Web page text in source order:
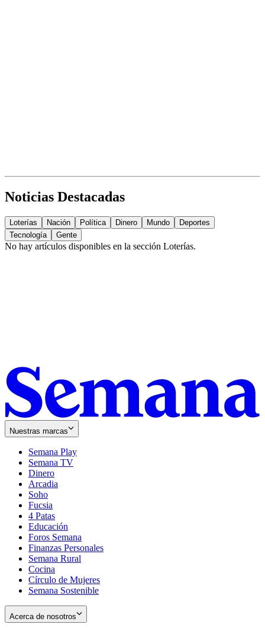
Noticias Destacadas
Loterías Nación Política Dinero Mundo
Deportes
Tecnología
Gente
No hay artículos disponibles en la sección Loterías.
Nuestras marcas
Semana Play
Semana TV
Dinero
Arcadia
Soho
in
new
window
Fucsia
in
new
window
4 Patas
Educación
Foros Semana
Finanzas Personales
Semana Rural
Cocina
Círculo de Mujeres
Semana Sostenible
Acerca de nosotros